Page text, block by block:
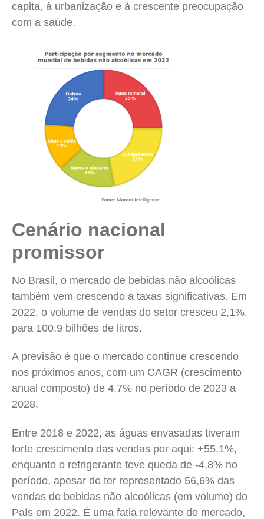
capita, à urbanização e à crescente preocupação
com a saúde.
Cenário nacional
promissor
No Brasil, o mercado de bebidas não alcoólicas
também vem crescendo a taxas significativas. Em
2022, o volume de vendas do setor cresceu 2,1%,
para 100,9 bilhões de litros.
A previsão é que o mercado continue crescendo
nos próximos anos, com um CAGR (crescimento
anual composto) de 4,7% no período de 2023 a
2028.
Entre 2018 e 2022, as águas envasadas tiveram
forte crescimento das vendas por aqui: +55,1%,
enquanto o refrigerante teve queda de -4,8% no
período, apesar de ter representado 56,6% das
vendas de bebidas não alcoólicas (em volume) do
País em 2022. É uma fatia relevante do mercado,